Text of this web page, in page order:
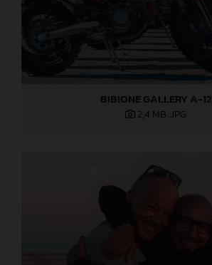
BIBIONE GALLERY A-12
2,4 MB .JPG